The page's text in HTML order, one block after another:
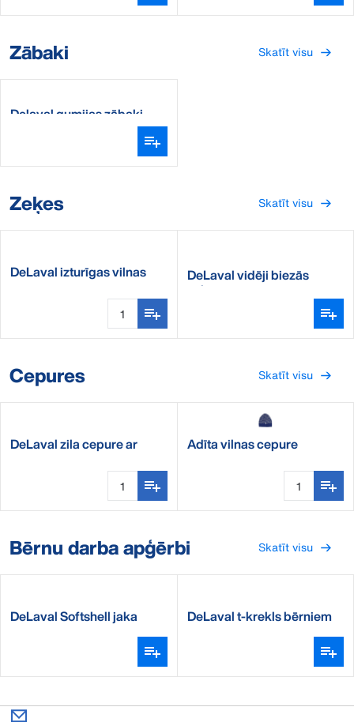
Zābaki Skatīt visu
Delaval gumijas zābaki
Zeķes Skatīt visu
DeLaval izturīgas vilnas DeLaval vidēji biezās
zeķes
Cepures Skatīt visu
DeLaval zila cepure ar Adīta vilnas cepure
Bērnu darba apģērbi Skatīt visu
DeLaval Softshell jaka DeLaval t-krekls bērniem